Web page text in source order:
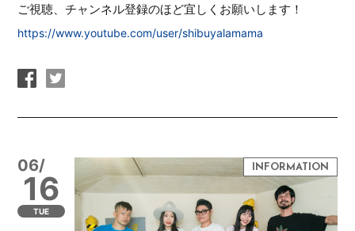
ご視聴、チャンネル登録のほど宜しくお願いします！
https://www.youtube.com/user/shibuyalamama
06/
16
TUE